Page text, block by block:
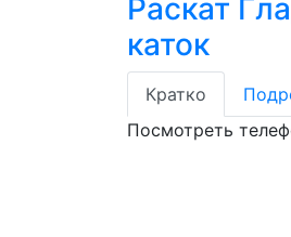
Раскат
каток
Кратко
Посмотреть